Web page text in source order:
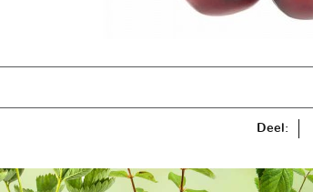
Deel: